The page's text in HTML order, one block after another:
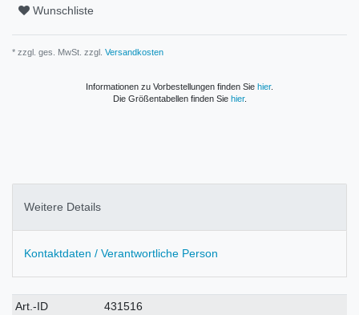
Wunschliste
* zzgl. ges. MwSt. zzgl. Versandkosten
Informationen zu Vorbestellungen finden Sie hier.
Die Größentabellen finden Sie hier.
Weitere Details
Kontaktdaten / Verantwortliche Person
Technisches
Wert
Art.-ID
431516